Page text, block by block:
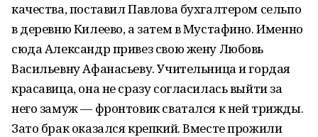
качества, поставил Павлова бухгалтером сельпо
в деревню Килеево, а затем в Мустафино. Именно
сюда Александр привез свою жену Любовь
Васильевну Афанасьеву. Учительница и гордая
красавица, она не сразу согласилась выйти за
него замуж — фронтовик сватался к ней трижды.
Зато брак оказался крепкий. Вместе прожили